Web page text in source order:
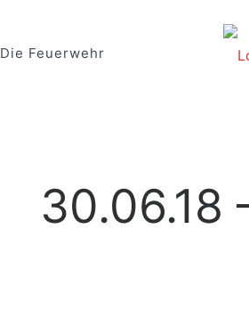
Die Feuerwehr
30.06.18